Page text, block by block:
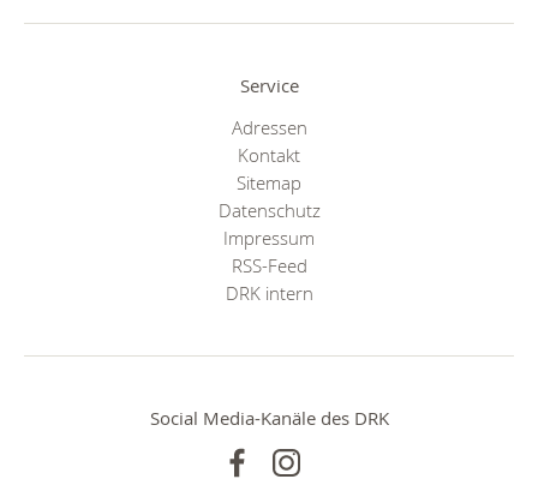
Service
Adressen
Kontakt
Sitemap
Datenschutz
Impressum
RSS-Feed
DRK intern
Social Media-Kanäle des DRK